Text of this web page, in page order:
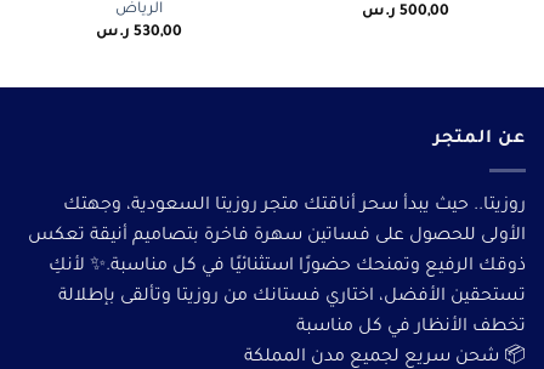
500,00 ر.س
الرياض
530,00 ر.س
عن المتجر
روزيتا.. حيث يبدأ سحر أناقتك متجر روزيتا السعودية، وجهتك
الأولى للحصول على فساتين سهرة فاخرة بتصاميم أنيقة تعكس
ذوقك الرفيع وتمنحك حضورًا استثنائيًا في كل مناسبة.✨ لأنكِ
تستحقين الأفضل، اختاري فستانك من روزيتا وتألقى بإطلالة
تخطف الأنظار في كل مناسبة
📦 شحن سريع لجميع مدن المملكة